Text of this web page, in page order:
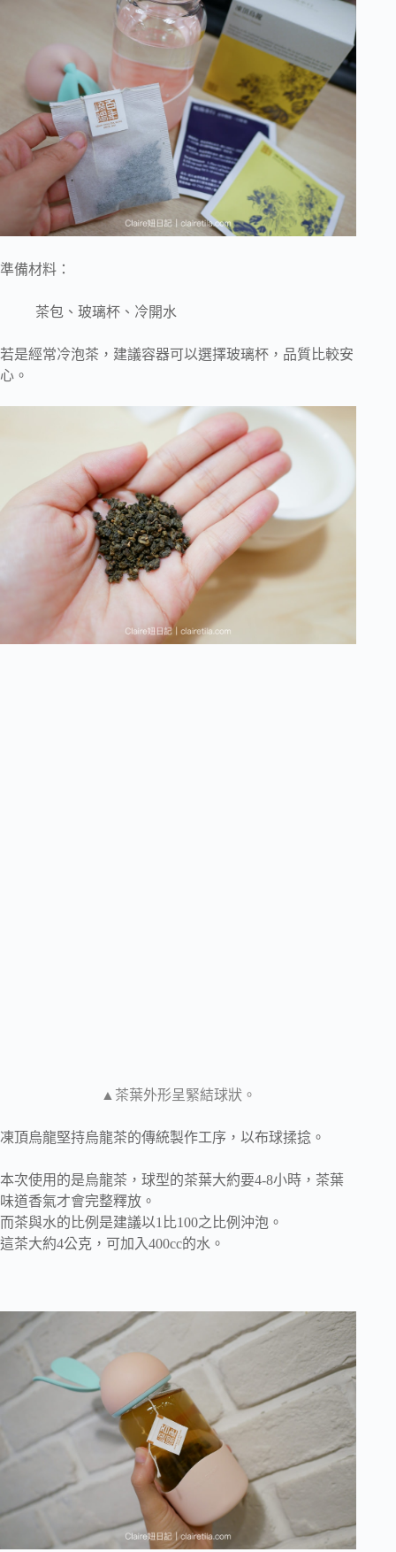
準備材料：
茶包、玻璃杯、冷開水
若是經常冷泡茶，建議容器可以選擇玻璃杯，品質比較安
心。
▲茶葉外形呈緊結球狀。
凍頂烏龍堅持烏龍茶的傳統製作工序，以布球揉捻。
本次使用的是烏龍茶，球型的茶葉大約要4-8小時，茶葉
味道香氣才會完整釋放。
而茶與水的比例是建議以1比100之比例沖泡。
這茶大約4公克，可加入400cc的水。